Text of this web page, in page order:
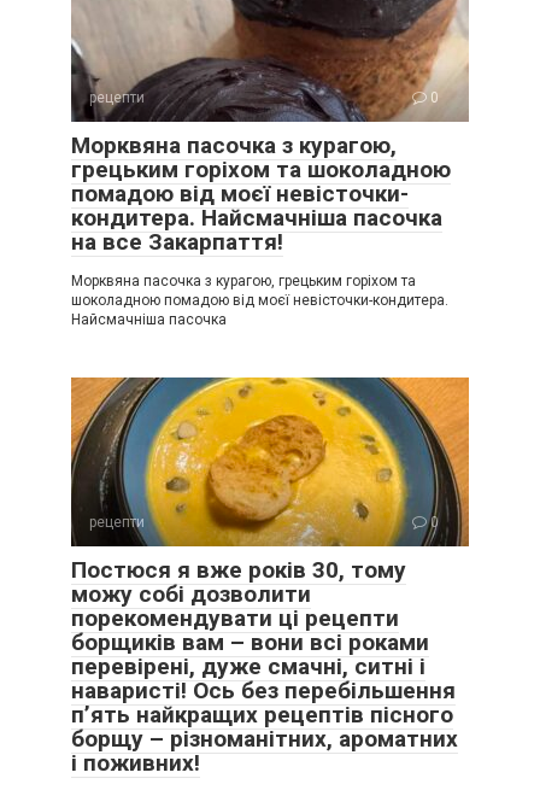
рецепти 0
Морквяна пасочка з курагою,
грецьким горіхом та шоколадною
помадою від моєї невісточки-
кондитера. Найсмачніша пасочка
на все Закарпаття!
Морквяна пасочка з курагою, грецьким горіхом та
шоколадною помадою від моєї невісточки-кондитера.
Найсмачніша пасочка
рецепти 0
Постюся я вже років 30, тому
можу собі дозволити
порекомендувати ці рецепти
борщиків вам – вони всі роками
перевірені, дуже смачні, ситні і
наваристі! Ось без перебільшення
п’ять найкращих рецептів пісного
борщу – різноманітних, ароматних
і поживних!